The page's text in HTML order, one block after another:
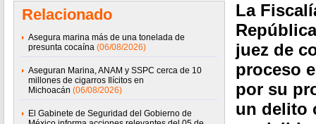
Relacionado
Asegura marina más de una tonelada de
presunta cocaína (06/08/2026)
Aseguran Marina, ANAM y SSPC cerca de 10
millones de cigarros Ilícitos en
Michoacán (06/08/2026)
El Gabinete de Seguridad del Gobierno de
La
juez de
proceso
por su
un delito